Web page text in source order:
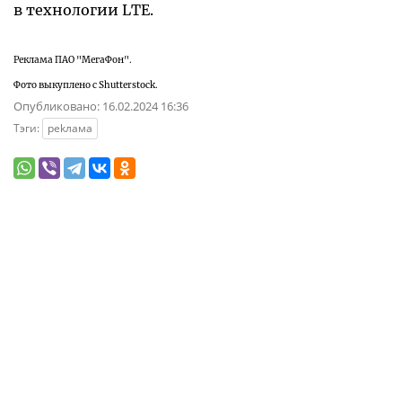
в технологии LTE.
Реклама ПАО "МегаФон".
Фото выкуплено с Shutterstock.
Опубликовано: 16.02.2024 16:36
Тэги: реkлама